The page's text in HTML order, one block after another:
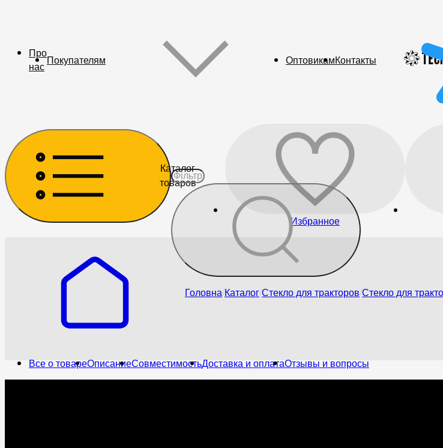
Про
нас Покупателям ОптовикамКонтакты
Каталог
товаров
Избранное
Головна КаталогСтекло для тракторов Стекло для
Все о товареОписаниеСовместимостьДоставка и оплатаОтзывы и вопросы